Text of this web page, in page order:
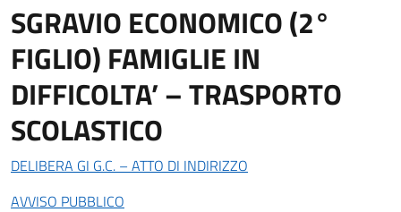
SGRAVIO ECONOMICO (2°
FIGLIO) FAMIGLIE IN
DIFFICOLTA’ – TRASPORTO
SCOLASTICO
DELIBERA GI G.C. – ATTO DI INDIRIZZO
AVVISO PUBBLICO